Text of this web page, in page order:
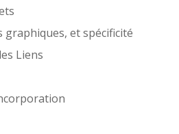
et spécificité
Liens